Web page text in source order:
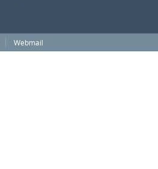
Webmail